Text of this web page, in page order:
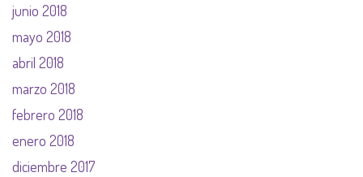
junio 2018
mayo 2018
abril 2018
marzo 2018
febrero 2018
enero 2018
diciembre 2017